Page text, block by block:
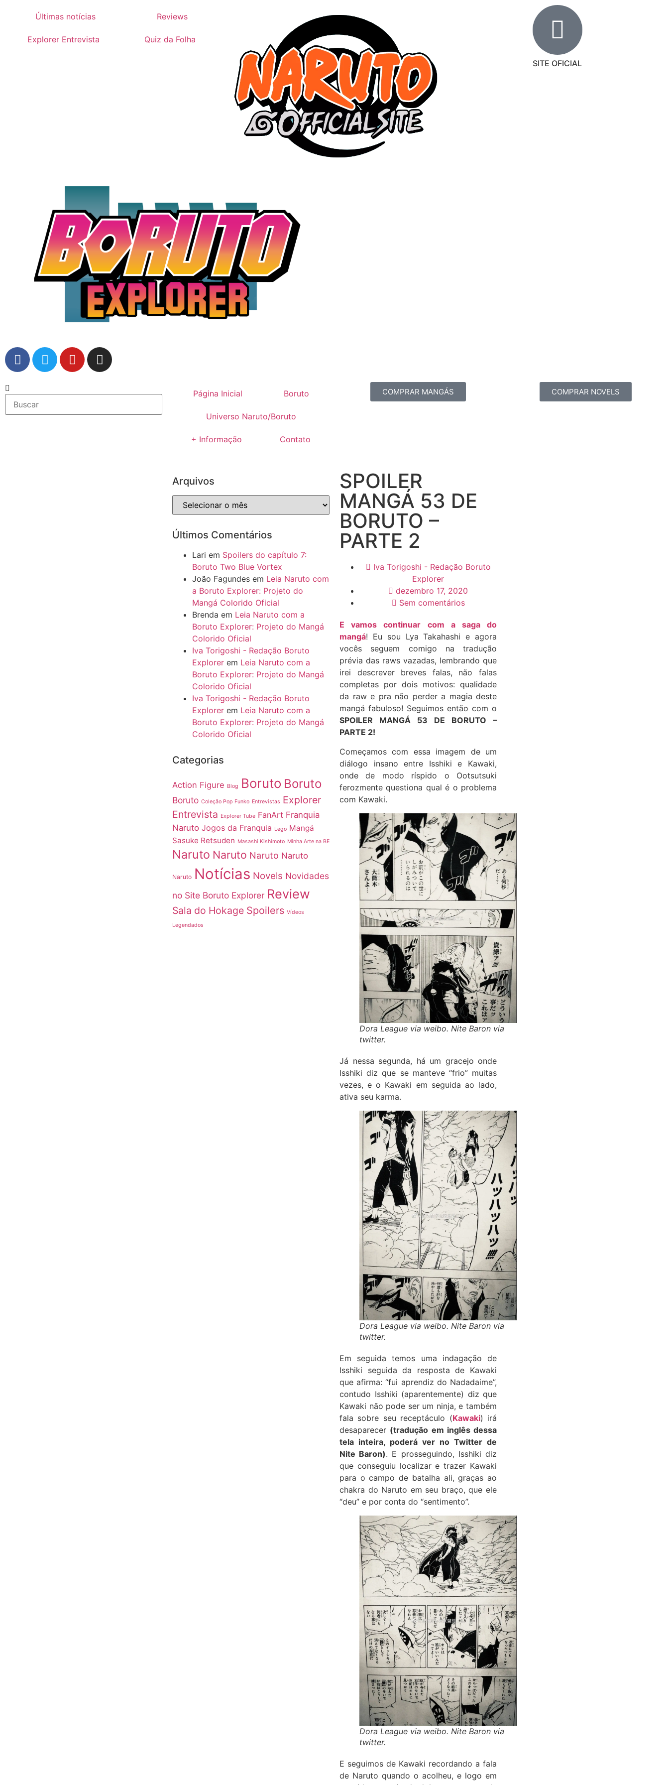
Últimas notícias Reviews
Explorer Entrevista Quiz da Folha
SITE OFICIAL
Página Inicial Boruto
Universo Naruto/Boruto
+ Informação Contato
COMPRAR MANGÁS COMPRAR NOVELS
Arquivos
Últimos Comentários
Lari em Spoilers do capítulo 7:
Boruto Two Blue Vortex
João Fagundes em Leia Naruto com
a Boruto Explorer: Projeto do
Mangá Colorido Oficial
Brenda em Leia Naruto com a
Boruto Explorer: Projeto do Mangá
Colorido Oficial
Iva Torigoshi - Redação Boruto
Explorer em Leia Naruto com a
Boruto Explorer: Projeto do Mangá
Colorido Oficial
Iva Torigoshi - Redação Boruto
Explorer em Leia Naruto com a
Boruto Explorer: Projeto do Mangá
Colorido Oficial
Categorias
Action Figure Blog Boruto Boruto
Boruto Coleção Pop Funko Entrevistas Explorer
Entrevista Explorer Tube FanArt Franquia
Naruto Jogos da Franquia Lego Mangá
Sasuke Retsuden Masashi Kishimoto Minha Arte na BE
Naruto Naruto Naruto Naruto
Naruto Notícias Novels Novidades
no Site Boruto Explorer Review
Sala do Hokage Spoilers Vídeos
Legendados
SPOILER
MANGÁ 53 DE
BORUTO –
PARTE 2
Iva Torigoshi - Redação Boruto
Explorer
dezembro 17, 2020
Sem comentários
E vamos continuar com a saga do
mangá! Eu sou Lya Takahashi e agora
vocês seguem comigo na tradução
prévia das raws vazadas, lembrando que
irei descrever breves falas, não falas
completas por dois motivos: qualidade
da raw e pra não perder a magia deste
mangá fabuloso! Seguimos então com o
SPOILER MANGÁ 53 DE BORUTO –
PARTE 2!
Começamos com essa imagem de um
diálogo insano entre Isshiki e Kawaki,
onde de modo ríspido o Ootsutsuki
ferozmente questiona qual é o problema
com Kawaki.
Dora League via weibo. Nite Baron via
twitter.
Já nessa segunda, há um gracejo onde
Isshiki diz que se manteve “frio” muitas
vezes, e o Kawaki em seguida ao lado,
ativa seu karma.
Dora League via weibo. Nite Baron via
twitter.
Em seguida temos uma indagação de
Isshiki seguida da resposta de Kawaki
que afirma: “fui aprendiz do Nadadaime”,
contudo Isshiki (aparentemente) diz que
Kawaki não pode ser um ninja, e também
fala sobre seu receptáculo (Kawaki) irá
desaparecer (tradução em inglês dessa
tela inteira, poderá ver no Twitter de
Nite Baron). E prosseguindo, Isshiki diz
que conseguiu localizar e trazer Kawaki
para o campo de batalha ali, graças ao
chakra do Naruto em seu braço, que ele
“deu” e por conta do “sentimento”.
Dora League via weibo. Nite Baron via
twitter.
E seguimos de Kawaki recordando a fala
de Naruto quando o acolheu, e logo em